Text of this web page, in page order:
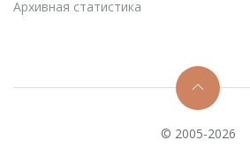
Архивная статистика
© 2005-2026